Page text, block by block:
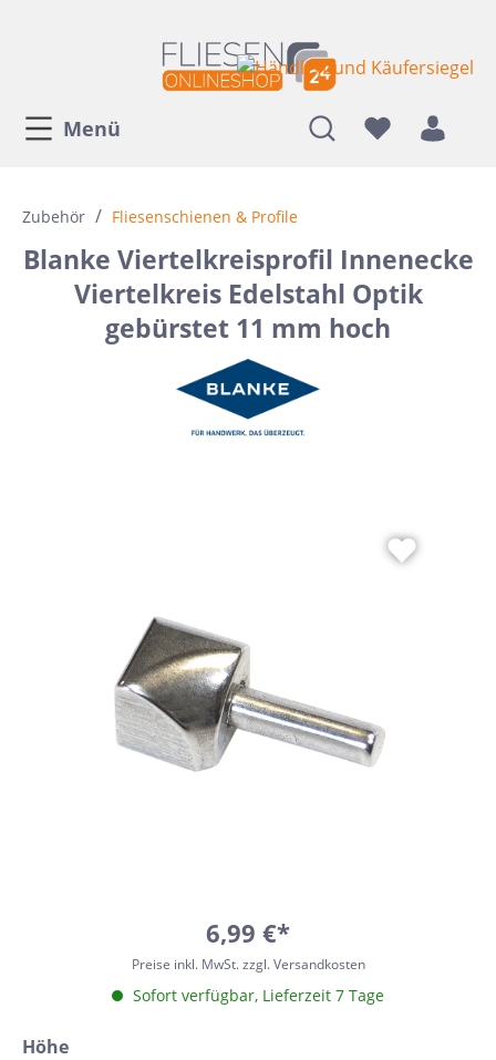
Menü
Zubehör / Fliesenschienen & Profile
Blanke Viertelkreisprofil Innenecke
Viertelkreis Edelstahl Optik
gebürstet 11 mm hoch
6,99 €*
Preise inkl. MwSt. zzgl. Versandkosten
Sofort verfügbar, Lieferzeit 7 Tage
Höhe